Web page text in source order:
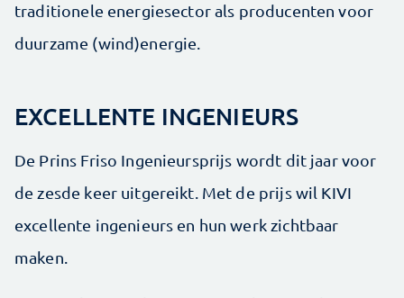
traditionele energiesector als producenten voor
duurzame (wind)energie.
EXCELLENTE INGENIEURS
De Prins Friso Ingenieursprijs wordt dit jaar voor
de zesde keer uitgereikt. Met de prijs wil KIVI
excellente ingenieurs en hun werk zichtbaar
maken.